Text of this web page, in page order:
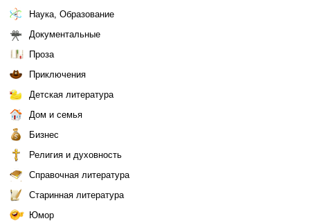
Наука, Образование
Документальные
Проза
Приключения
Детская литература
Дом и семья
Бизнес
Религия и духовность
Справочная литература
Старинная литература
Юмор